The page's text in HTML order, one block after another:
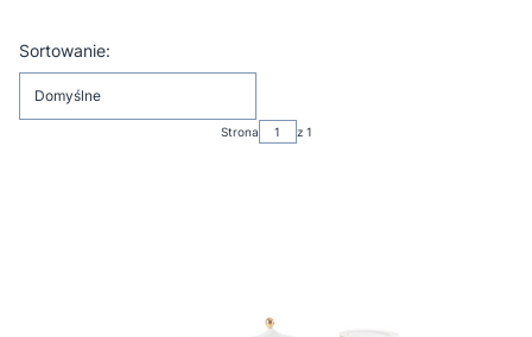
Lista produktów
Sortowanie:
Domyślne
Strona z 1